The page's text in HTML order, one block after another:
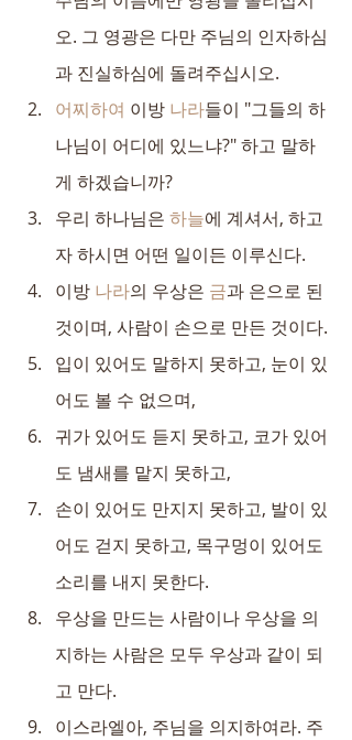
오. 그 영광은 다만 주님의 인자하심
과 진실하심에 돌려주십시오.
어찌하여 이방 나라들이 "그들의 하
나님이 어디에 있느냐?" 하고 말하
게 하겠습니까?
우리 하나님은 하늘에 계셔서, 하고
자 하시면 어떤 일이든 이루신다.
이방 나라의 우상은 금과 은으로 된
것이며, 사람이 손으로 만든 것이다.
입이 있어도 말하지 못하고, 눈이 있
어도 볼 수 없으며,
귀가 있어도 듣지 못하고, 코가 있어
도 냄새를 맡지 못하고,
손이 있어도 만지지 못하고, 발이 있
어도 걷지 못하고, 목구멍이 있어도
소리를 내지 못한다.
우상을 만드는 사람이나 우상을 의
지하는 사람은 모두 우상과 같이 되
고 만다.
이스라엘아, 주님을 의지하여라. 주